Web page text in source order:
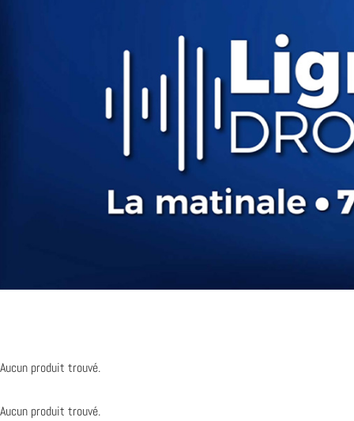
Aucun produit trouvé.
Aucun produit trouvé.